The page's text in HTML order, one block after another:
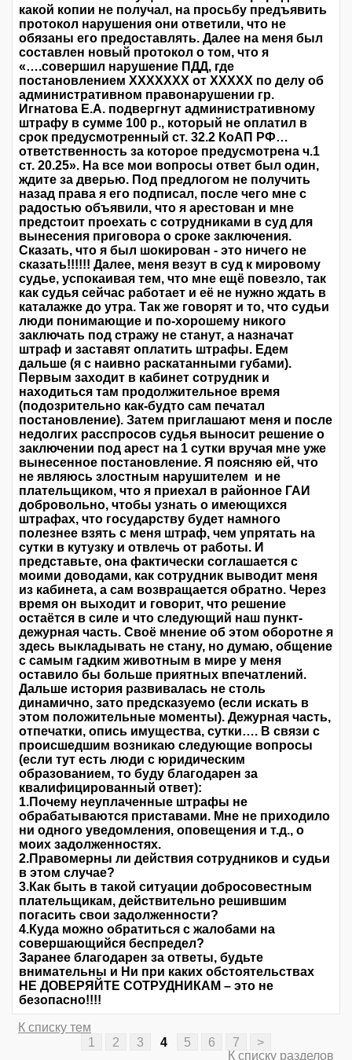
какой копии не получал, на просьбу предъявить
протокол нарушения они ответили, что не
обязаны его предоставлять. Далее на меня был
составлен новый протокол о том, что я
«….совершил нарушение ПДД, где
постановлением ХХХХХХХ от ХХХХХ по делу об
административном правонарушении гр.
Игнатова Е.А. подвергнут административному
штрафу в сумме 100 р., который не оплатил в
срок предусмотренный ст. 32.2 КоАП РФ…
ответственность за которое предусмотрена ч.1
ст. 20.25». На все мои вопросы ответ был один,
ждите за дверью. Под предлогом не получить
назад права я его подписал, после чего мне с
радостью объявили, что я арестован и мне
предстоит проехать с сотрудниками в суд для
вынесения приговора о сроке заключения.
Сказать, что я был шокирован - это ничего не
сказать!!!!!! Далее, меня везут в суд к мировому
судье, успокаивая тем, что мне ещё повезло, так
как судья сейчас работает и её не нужно ждать в
каталажке до утра. Так же говорят и то, что судьи
люди понимающие и по-хорошему никого
заключать под стражу не станут, а назначат
штраф и заставят оплатить штрафы. Едем
дальше (я с наивно раскатанными губами).
Первым заходит в кабинет сотрудник и
находиться там продолжительное время
(подозрительно как-будто сам печатал
постановление). Затем приглашают меня и после
недолгих расспросов судья выносит решение о
заключении под арест на 1 сутки вручая мне уже
вынесенное постановление. Я поясняю ей, что
не являюсь злостным нарушителем и не
плательщиком, что я приехал в районное ГАИ
добровольно, чтобы узнать о имеющихся
штрафах, что государству будет намного
полезнее взять с меня штраф, чем упрятать на
сутки в кутузку и отвлечь от работы. И
представьте, она фактически соглашается с
моими доводами, как сотрудник выводит меня
из кабинета, а сам возвращается обратно. Через
время он выходит и говорит, что решение
остаётся в силе и что следующий наш пункт-
дежурная часть. Своё мнение об этом оборотне я
здесь выкладывать не стану, но думаю, общение
с самым гадким животным в мире у меня
оставило бы больше приятных впечатлений.
Дальше история развивалась не столь
динамично, зато предсказуемо (если искать в
этом положительные моменты). Дежурная часть,
отпечатки, опись имущества, сутки…. В связи с
происшедшим возникаю следующие вопросы
(если тут есть люди с юридическим
образованием, то буду благодарен за
квалифицированный ответ):
1.Почему неуплаченные штрафы не
обрабатываются приставами. Мне не приходило
ни одного уведомления, оповещения и т.д., о
моих задолженностях.
2.Правомерны ли действия сотрудников и судьи
в этом случае?
3.Как быть в такой ситуации добросовестным
плательщикам, действительно решившим
погасить свои задолженности?
4.Куда можно обратиться с жалобами на
совершающийся беспредел?
Заранее благодарен за ответы, будьте
внимательны и Ни при каких обстоятельствах
НЕ ДОВЕРЯЙТЕ СОТРУДНИКАМ – это не
безопасно!!!!
К списку тем
1
2 3 4 5 6 7
>
К списку разделов